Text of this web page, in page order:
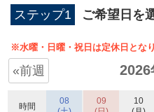
ステップ1 ご希望日を
※水曜・日曜・祝日は定休日となり
«前週 2026
時間
08
09
10